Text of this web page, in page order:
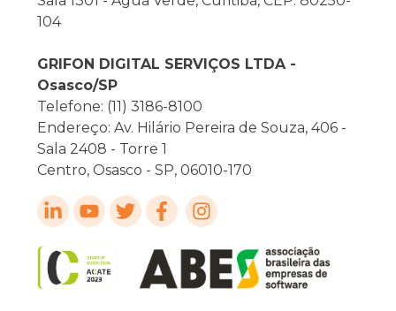
104
GRIFON DIGITAL SERVIÇOS LTDA -
Osasco/SP
Telefone: (11) 3186-8100
Endereço: Av. Hilário Pereira de Souza, 406 -
Sala 2408 - Torre 1
Centro, Osasco - SP, 06010-170